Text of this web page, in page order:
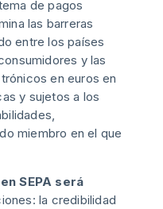
de pagos
las barreras
entre los países
y las
en euros en
y sujetos a los
miembro en el que
SEPA será
la credibilidad